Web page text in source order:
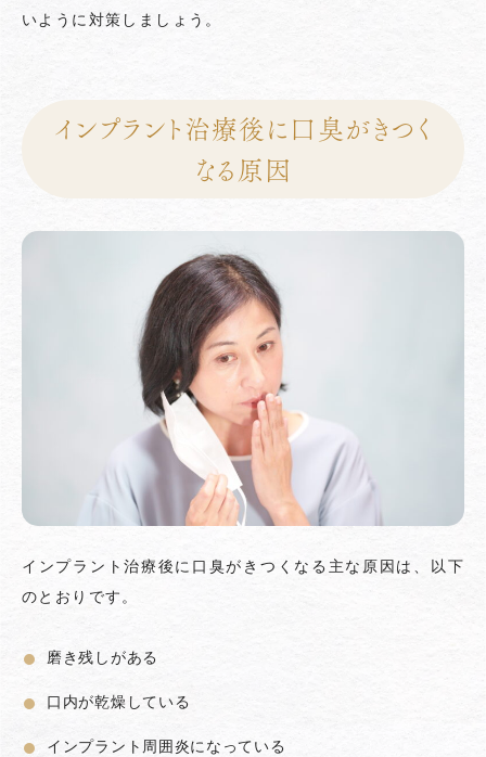
いように対策しましょう。
インプラント治療後に口臭がきつく
なる原因
インプラント治療後に口臭がきつくなる主な原因は、以下
のとおりです。
磨き残しがある
口内が乾燥している
インプラント周囲炎になっている